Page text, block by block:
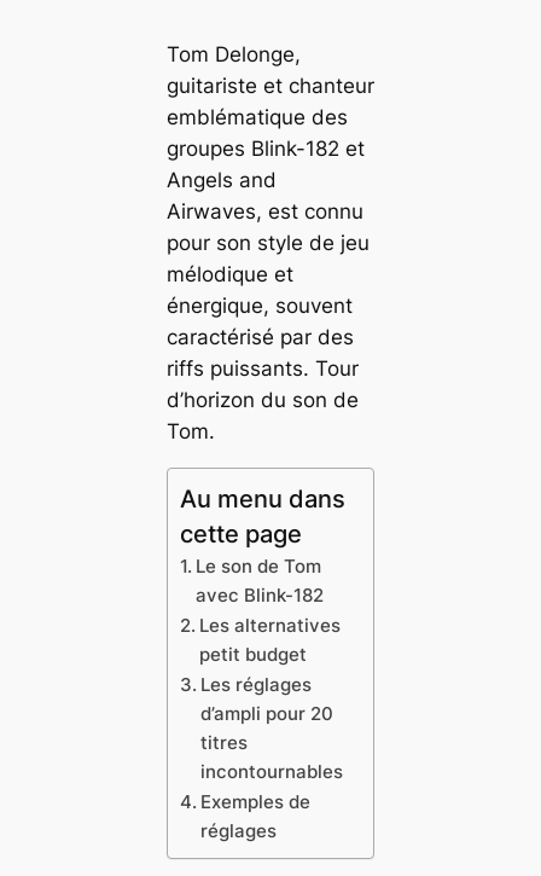
Tom Delonge,
guitariste et chanteur
emblématique des
groupes Blink-182 et
Angels and
Airwaves, est connu
pour son style de jeu
mélodique et
énergique, souvent
caractérisé par des
riffs puissants. Tour
d’horizon du son de
Tom.
Au menu dans
cette page
Le son de Tom
avec Blink-182
Les alternatives
petit budget
Les réglages
d’ampli pour 20
titres
incontournables
Exemples de
réglages